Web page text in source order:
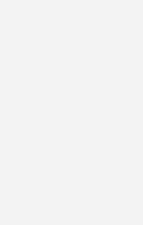
zur Gesetzgebung einzubinden.
‚mitzunehmen‘.
auf das lokal ansässige
muss sichergestellt werden,
auf kommunaler Ebene
eingebunden
für unsere
mit dem
Wärmemarktes auf
der international anerkannte,